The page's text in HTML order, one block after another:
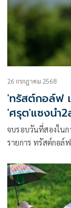
เล่นรอบทัวร์นาเม้
รีสอร์ท แอนด์ กอล์ฟ
26 กรกฎาคม 2568
'ทรัสต์กอล์ฟ
'ศรุต'แซงนำ
จบรอบวันที่สองใน
รายการ ทรัสต์กอล์
เนื่องทำวันเดียว 7
สกอร์รวมสองวัน
ครองผา จบสกอร์ร